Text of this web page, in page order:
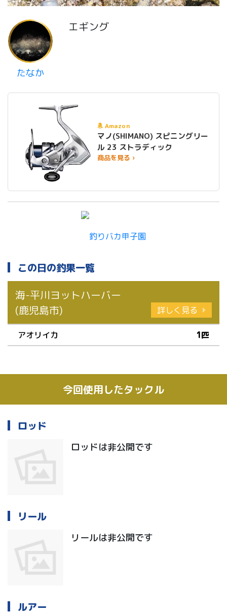
たなか
エギング
Amazon
マノ(SHIMANO) スピニングリー
ル 23 ストラディック
商品を見る ›
この日の釣果一覧
海-平川ヨットハーバー
(鹿児島市)
詳しく見る
アオリイカ 1匹
今回使用したタックル
ロッド
ロッドは非公開です
リール
リールは非公開です
ルアー